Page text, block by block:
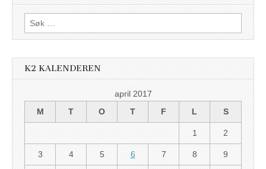
Søk
etter:
K2 KALENDEREN
april 2017
M
T O T F L S
1 2
3 4 5 6 7 8 9